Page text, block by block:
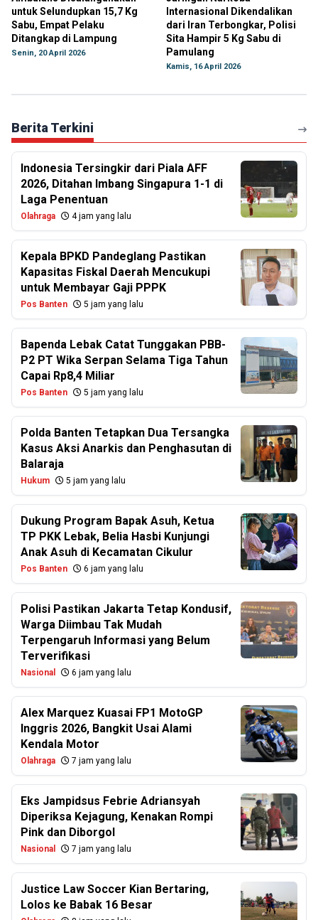
untuk Selundupkan 15,7 Kg
Sabu, Empat Pelaku
Ditangkap di Lampung
Senin, 20 April 2026
Internasional Dikendalikan
dari Iran Terbongkar, Polisi
Sita Hampir 5 Kg Sabu di
Pamulang
Kamis, 16 April 2026
Berita Terkini
Indonesia Tersingkir dari Piala AFF
2026, Ditahan Imbang Singapura 1-1 di
Laga Penentuan
Olahraga 4 jam yang lalu
Kepala BPKD Pandeglang Pastikan
Kapasitas Fiskal Daerah Mencukupi
untuk Membayar Gaji PPPK
Pos Banten 5 jam yang lalu
Bapenda Lebak Catat Tunggakan PBB-
P2 PT Wika Serpan Selama Tiga Tahun
Capai Rp8,4 Miliar
Pos Banten 5 jam yang lalu
Polda Banten Tetapkan Dua Tersangka
Kasus Aksi Anarkis dan Penghasutan di
Balaraja
Hukum 5 jam yang lalu
Dukung Program Bapak Asuh, Ketua
TP PKK Lebak, Belia Hasbi Kunjungi
Anak Asuh di Kecamatan Cikulur
Pos Banten 6 jam yang lalu
Polisi Pastikan Jakarta Tetap Kondusif,
Warga Diimbau Tak Mudah
Terpengaruh Informasi yang Belum
Terverifikasi
Nasional 6 jam yang lalu
Alex Marquez Kuasai FP1 MotoGP
Inggris 2026, Bangkit Usai Alami
Kendala Motor
Olahraga 7 jam yang lalu
Eks Jampidsus Febrie Adriansyah
Diperiksa Kejagung, Kenakan Rompi
Pink dan Diborgol
Nasional 7 jam yang lalu
Justice Law Soccer Kian Bertaring,
Lolos ke Babak 16 Besar